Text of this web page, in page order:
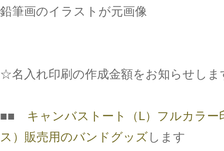
鉛筆画のイラストが元画像
☆名入れ印刷の作成金額をお知らせしま
■■ キャンバストート（L）フルカラー
ス）販売用のバンドグッズ します